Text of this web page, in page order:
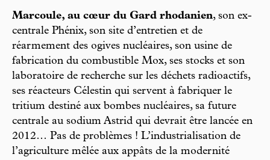
Marcoule, au cœur du Gard rhodanien, son ex-
centrale Phénix, son site d’entretien et de
réarmement des ogives nucléaires, son usine de
fabrication du combustible Mox, ses stocks et son
laboratoire de recherche sur les déchets radioactifs,
ses réacteurs Célestin qui servent à fabriquer le
tritium destiné aux bombes nucléaires, sa future
centrale au sodium Astrid qui devrait être lancée en
2012… Pas de problèmes ! L’industrialisation de
l’agriculture mêlée aux appâts de la modernité